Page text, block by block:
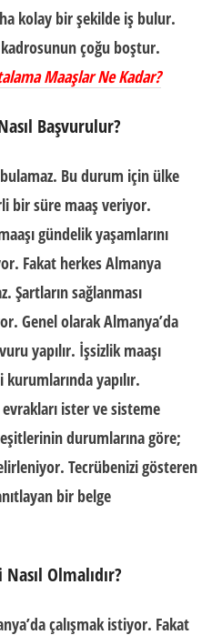
kolay bir şekilde iş bulur.
kadrosunun çoğu boştur.
Maaşlar Ne Kadar?
Başvurulur?
Bu durum için ülke
bir süre maaş veriyor.
gündelik yaşamlarını
Fakat herkes Almanya
Şartların sağlanması
Genel olarak Almanya’da
yapılır. İşsizlik maaşı
yapılır.
ister ve sisteme
durumlarına göre;
Tecrübenizi gösteren
bir belge
Olmalıdır?
çalışmak istiyor. Fakat